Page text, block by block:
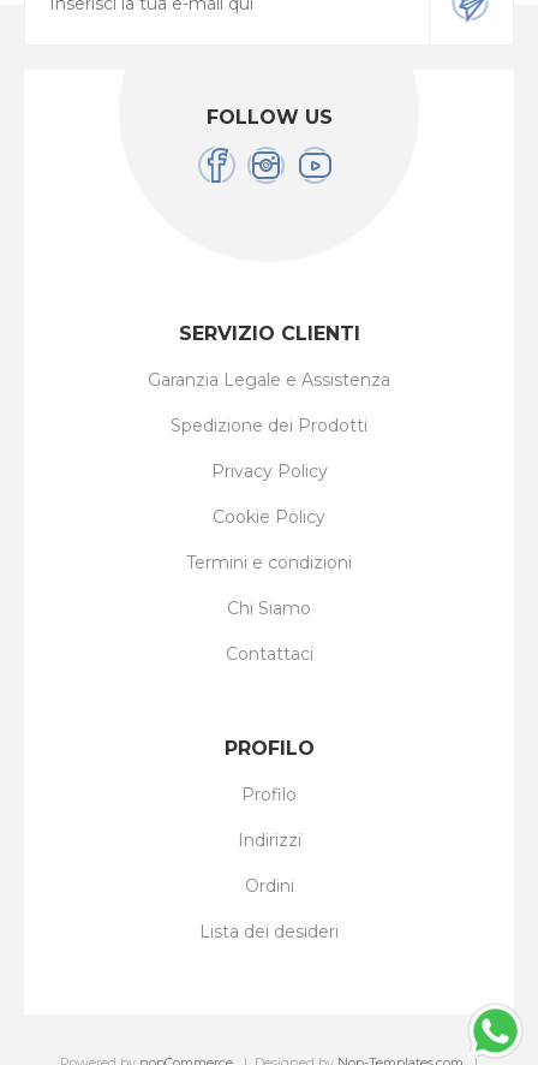
FOLLOW US
SERVIZIO CLIENTI
Garanzia Legale e Assistenza
Spedizione dei Prodotti
Privacy Policy
Cookie Policy
Termini e condizioni
Chi Siamo
Contattaci
PROFILO
Profilo
Indirizzi
Ordini
Lista dei desideri